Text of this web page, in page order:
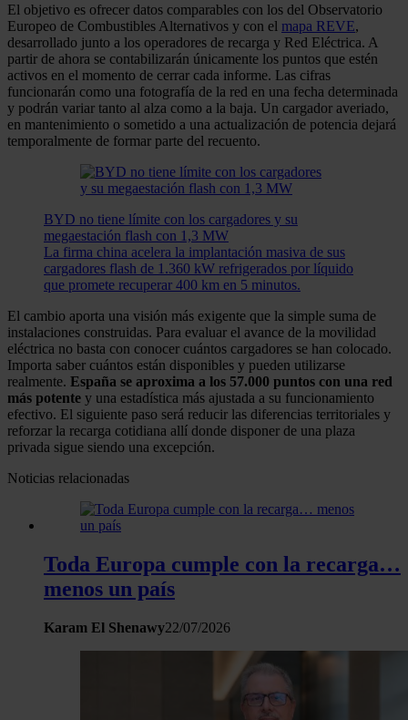
El objetivo es ofrecer datos comparables con los del Observatorio
Europeo de Combustibles Alternativos y con el mapa REVE,
desarrollado junto a los operadores de recarga y Red Eléctrica. A
partir de ahora se contabilizarán únicamente los puntos que estén
activos en el momento de cerrar cada informe. Las cifras
funcionarán como una fotografía de la red en una fecha determinada
y podrán variar tanto al alza como a la baja. Un cargador averiado,
en mantenimiento o sometido a una actualización de potencia dejará
temporalmente de formar parte del recuento.
BYD no tiene límite con los cargadores y su
megaestación flash con 1,3 MW
La firma china acelera la implantación masiva de sus
cargadores flash de 1.360 kW refrigerados por líquido
que promete recuperar 400 km en 5 minutos.
El cambio aporta una visión más exigente que la simple suma de
instalaciones construidas. Para evaluar el avance de la movilidad
eléctrica no basta con conocer cuántos cargadores se han colocado.
Importa saber cuántos están disponibles y pueden utilizarse
realmente. España se aproxima a los 57.000 puntos con una red
más potente y una estadística más ajustada a su funcionamiento
efectivo. El siguiente paso será reducir las diferencias territoriales y
reforzar la recarga cotidiana allí donde disponer de una plaza
privada sigue siendo una excepción.
Noticias relacionadas
Toda Europa cumple con la recarga…
menos un país
Karam El Shenawy22/07/2026